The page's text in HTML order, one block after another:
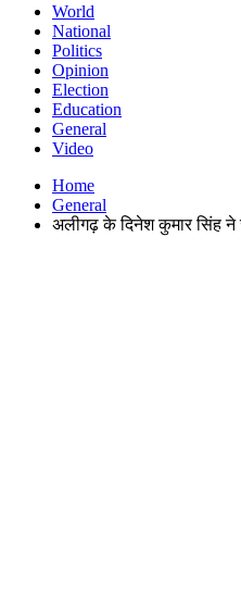
World
National
Politics
Opinion
Election
Education
General
Video
Home
General
अलीगढ़ के दिनेश कुमार सिंह ने